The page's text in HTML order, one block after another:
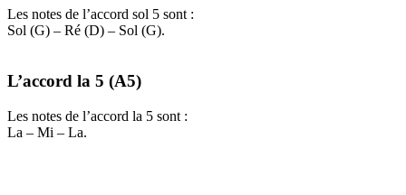
Les notes de l’accord sol 5 sont :
Sol (G) – Ré (D) – Sol (G).
L’accord la 5 (A5)
Les notes de l’accord la 5 sont :
La – Mi – La.